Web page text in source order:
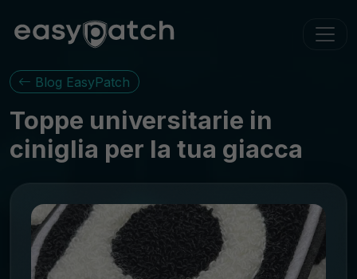
Blog EasyPatch
Toppe universitarie in
ciniglia per la tua giacca